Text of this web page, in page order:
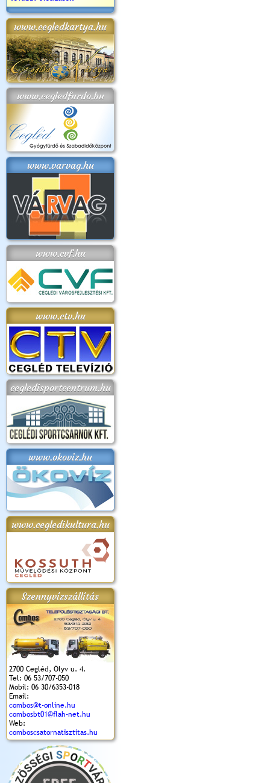
www.cegledkartya.hu
www.cegledfurdo.hu
www.varvag.hu
www.cvf.hu
www.ctv.hu
cegledisportcentrum.hu
www.okoviz.hu
www.cegledikultura.hu
Szennyvízszállítás
2700 Cegléd, Ölyv u. 4.
Tel: 06 53/707-050
Mobil: 06 30/6353-018
Email:
combos@t-online.hu
combosbt01@flah-net.hu
Web:
comboscsatornatisztitas.hu
2018.
Kossuth Toborzó
Ünnepély
Szent István Ünnepe
(2017. 08. 20.)